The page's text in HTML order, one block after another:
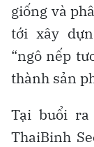
giống và
tới xây
“ngô nếp
thành sản
Tại buổi
ThaiBinh